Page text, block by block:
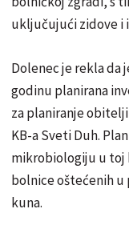
uključujući zidove i
Dolenec je rekla da
godinu planirana
za planiranje
KB-a Sveti Duh.
mikrobiologiju u toj
bolnice oštećenih u
kuna.